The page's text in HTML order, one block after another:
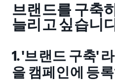
브랜드를 구축
늘리고 싶습니
1. '브랜드 구축'
을 캠페인에 등